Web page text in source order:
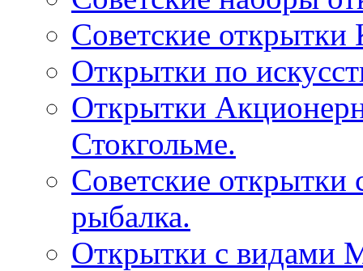
Советские открытки
Открытки по
Открытки
Стокгольме.
Советские открытки
рыбалка.
Открытки с видами